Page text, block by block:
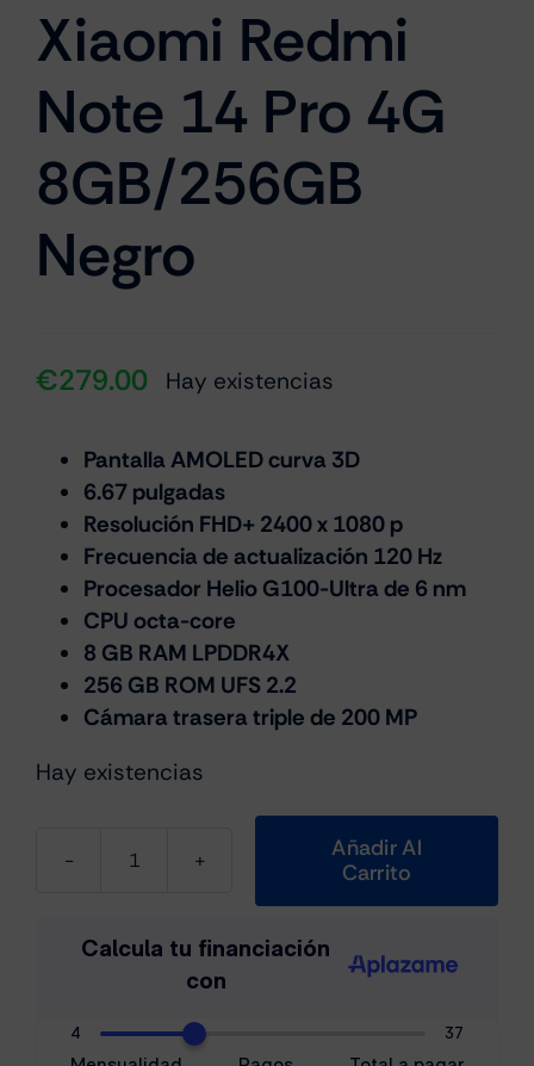
Marcas
Xiaomi Redmi
Note 14 Pro 4G
8GB/256GB
Negro
€279.00 Hay existencias
Pantalla AMOLED curva 3D
6.67 pulgadas
Resolución FHD+ 2400 x 1080 p
Frecuencia de actualización 120 Hz
Procesador Helio G100-Ultra de 6 nm
CPU octa-core
8 GB RAM LPDDR4X
256 GB ROM UFS 2.2
Cámara trasera triple de 200 MP
Hay existencias
Xiaomi
Note
4G
Añadir Al
Carrito